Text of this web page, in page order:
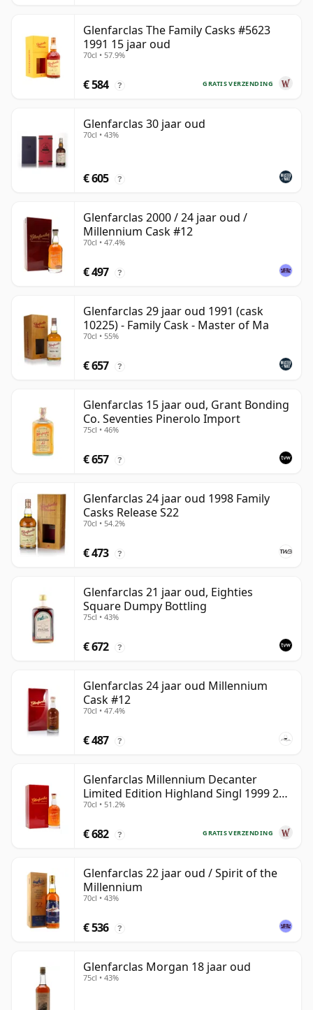
Glenfarclas The Family Casks #5623
1991 15 jaar oud
70cl • 57.9%
GRATIS VERZENDING
€ 584 ?
Glenfarclas 30 jaar oud
70cl • 43%
€ 605 ?
Glenfarclas 2000 / 24 jaar oud /
Millennium Cask #12
70cl • 47.4%
€ 497 ?
Glenfarclas 29 jaar oud 1991 (cask
10225) - Family Cask - Master of Ma
70cl • 55%
€ 657 ?
Glenfarclas 15 jaar oud, Grant Bonding
Co. Seventies Pinerolo Import
75cl • 46%
€ 657 ?
Glenfarclas 24 jaar oud 1998 Family
Casks Release S22
70cl • 54.2%
€ 473 ?
Glenfarclas 21 jaar oud, Eighties
Square Dumpy Bottling
75cl • 43%
€ 672 ?
Glenfarclas 24 jaar oud Millennium
Cask #12
70cl • 47.4%
€ 487 ?
Glenfarclas Millennium Decanter
Limited Edition Highland Singl 1999 25
jaar oud
70cl • 51.2%
GRATIS VERZENDING
€ 682 ?
Glenfarclas 22 jaar oud / Spirit of the
Millennium
70cl • 43%
€ 536 ?
Glenfarclas Morgan 18 jaar oud
75cl • 43%